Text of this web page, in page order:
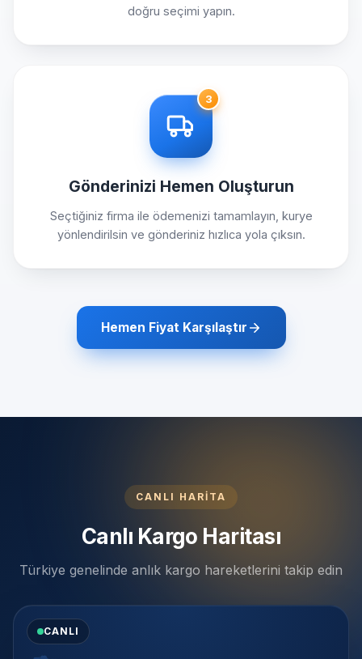
doğru seçimi yapın.
3
Gönderinizi Hemen Oluşturun
Seçtiğiniz firma ile ödemenizi tamamlayın, kurye
yönlendirilsin ve gönderiniz hızlıca yola çıksın.
Hemen Fiyat Karşılaştır
CANLI HARİTA
Canlı Kargo Haritası
Türkiye genelinde anlık kargo hareketlerini takip edin
CANLI